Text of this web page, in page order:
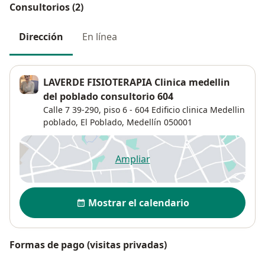
Consultorios (2)
Dirección En línea
LAVERDE FISIOTERAPIA Clinica medellin
del poblado consultorio 604
Calle 7 39-290, piso 6 - 604 Edificio clinica Medellin
poblado, El Poblado, Medellín 050001
Ampliarse abre en una nueva
Disponibilidad
Mostrar el calendario
Formas de pago (visitas privadas)